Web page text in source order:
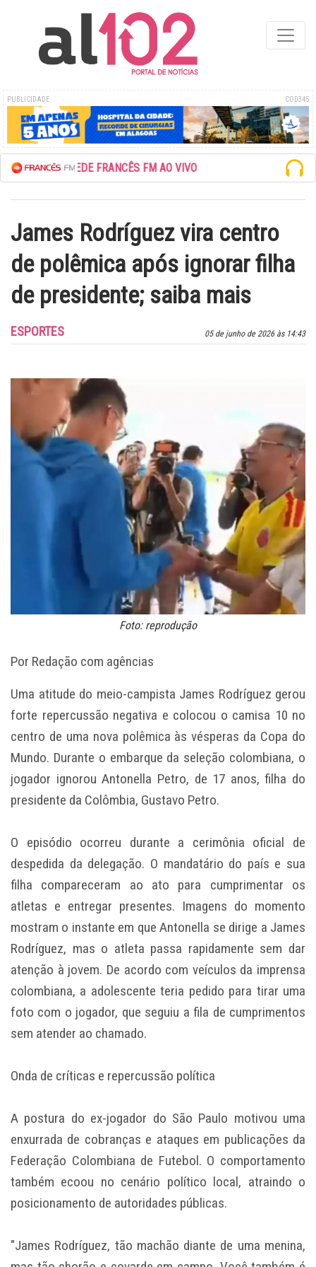
PUBLICIDADE COD345
A REDE FRANCÊS FM AO VIVO
James Rodríguez vira centro
de polêmica após ignorar filha
de presidente; saiba mais
05 de junho de 2026 às 14:43
ESPORTES
Foto: reprodução
Por Redação com agências
Uma atitude do meio-campista James Rodríguez gerou
forte repercussão negativa e colocou o camisa 10 no
centro de uma nova polêmica às vésperas da Copa do
Mundo. Durante o embarque da seleção colombiana, o
jogador ignorou Antonella Petro, de 17 anos, filha do
presidente da Colômbia, Gustavo Petro.
O episódio ocorreu durante a cerimônia oficial de
despedida da delegação. O mandatário do país e sua
filha compareceram ao ato para cumprimentar os
atletas e entregar presentes. Imagens do momento
mostram o instante em que Antonella se dirige a James
Rodríguez, mas o atleta passa rapidamente sem dar
atenção à jovem. De acordo com veículos da imprensa
colombiana, a adolescente teria pedido para tirar uma
foto com o jogador, que seguiu a fila de cumprimentos
sem atender ao chamado.
Onda de críticas e repercussão política
A postura do ex-jogador do São Paulo motivou uma
enxurrada de cobranças e ataques em publicações da
Federação Colombiana de Futebol. O comportamento
também ecoou no cenário político local, atraindo o
posicionamento de autoridades públicas.
"James Rodríguez, tão machão diante de uma menina,